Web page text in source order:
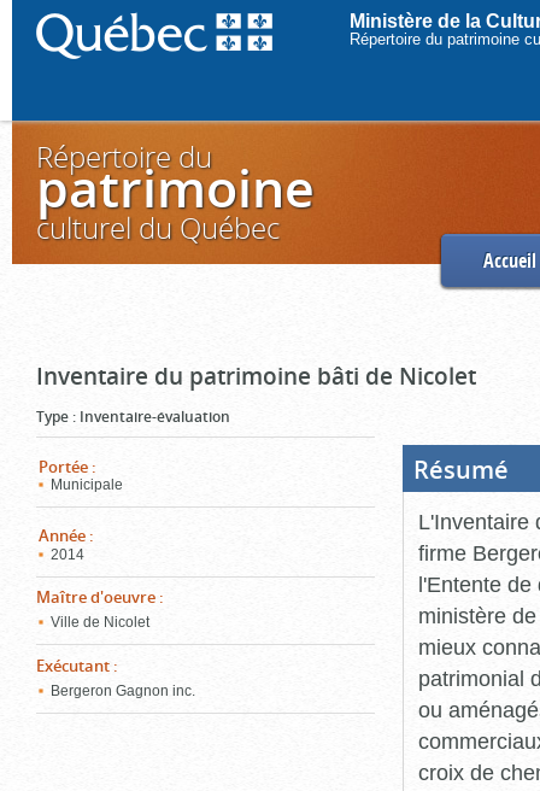
Ministère de la
Répertoire du patrimoine
Répertoire du
patrimoine
culturel du Québec
Accueil
Inventaire du patrimoine bâti de Nicolet
Type : Inventaire-évaluation
Portée :
Municipale
Année :
2014
Maître d'oeuvre :
Ville de Nicolet
Exécutant :
Bergeron Gagnon inc.
Résumé
L'Inventaire
firme
l'Entente de
ministère
mieux
patrimonial
ou
croix de